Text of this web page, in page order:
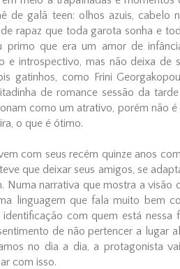
de galã teen: olhos azuis, cabelo
rapaz que toda garota sonha e
primo que era um amor de
e introspectivo, mas não deixa de
gatinhos, como Frini
de romance sessão da
como um atrativo, porém não
o que é ótimo.
com seus recém quinze anos
que deixar seus amigos, se
Numa narrativa que mostra a visão
linguagem que fala muito bem
com quem está nessa
de não pertencer a lugar
no dia a dia, a protagonista
com isso.